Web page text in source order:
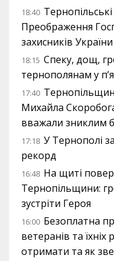
18:40
Преображення
захисників України
18:15 Спеку, дощ,
тернополянам у
17:40
Михайла
вважали зниклим
17:18 У Тернополі
рекорд
16:48 На щиті
Тернопільщини:
зустріти Героя
16:00 Безоплатна
ветеранів та
отримати та як